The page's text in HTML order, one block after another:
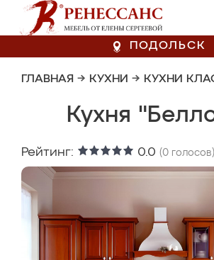
ПОДОЛЬСК
ГЛАВНАЯ → КУХНИ → КУХНИ
Кухня
Рейтинг: 0.0 (0 голосов)